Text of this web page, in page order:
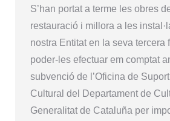
S’han portat a terme les obres
restauració i millora a les
nostra Entitat en la seva tercera
poder-les efectuar em comptat
subvenció de l’Oficina de
Cultural del Departament de
Generalitat de Cataluña per